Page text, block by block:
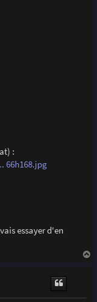
:
66h168.jpg
essayer d'en